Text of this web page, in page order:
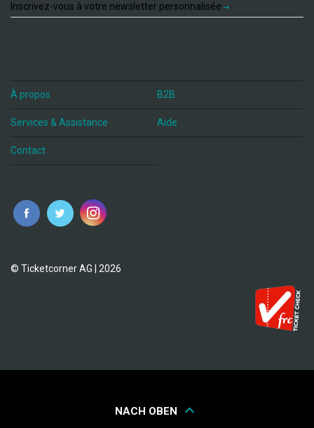
Inscrivez-vous à votre newsletter personnalisée
À propos B2B
Services & Assistance Aide
Contact
fr
© Ticketcorner AG | 2026
NACH OBEN